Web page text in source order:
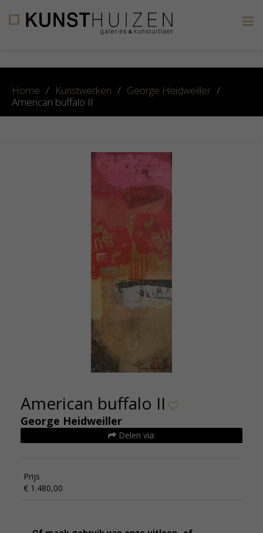
Home / Kunstwerken / George Heidweiller /
American buffalo II
American buffalo II
George Heidweiller
Delen via:
Prijs
€ 1.480,00